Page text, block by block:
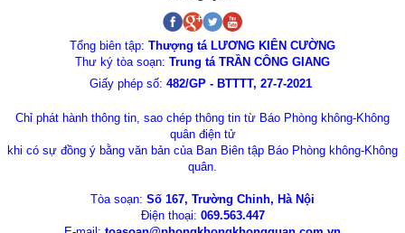
Tổng biên tập: Thượng tá LƯƠNG KIÊN CƯỜNG
Thư ký tòa soạn: Trung tá TRẦN CÔNG GIANG
Giấy phép số: 482/GP - BTTTT, 27-7-2021
Chỉ phát hành thông tin, sao chép thông tin từ Báo Phòng không-Không
quân điện tử
khi có sự đồng ý bằng văn bản của Ban Biên tập Báo Phòng không-Không
quân.
Tòa soạn: Số 167, Trường Chinh, Hà Nội
Điện thoại: 069.563.447